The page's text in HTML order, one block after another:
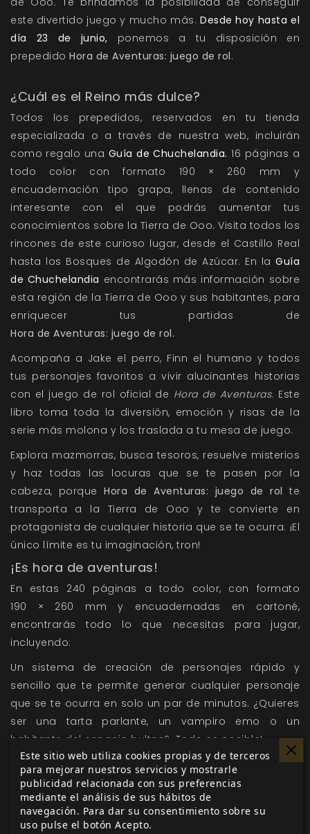
este divertido juego y mucho más. Desde hoy hasta el
día 23 de junio, ponemos a tu disposición en
prepedido Hora de Aventuras: juego de rol.
¿Cuál es el Reino más dulce?
Todos los prepedidos, reservados en tu tienda
especializada o a través de nuestra web, incluirán
como regalo una Guía de Chuchelandia. 16 páginas a
todo color con formato 190 × 260 mm y
encuadernación tipo grapa, llenas de contenido
interesante con el que podrás aumentar tus
conocimientos sobre la Tierra de Ooo. Visita todos los
rincones de este curioso lugar, desde el Castillo Real
hasta los Bosques de Algodón de Azúcar. En la Guía
de Chuchelandia encontrarás más información sobre
esta región de la Tierra de Ooo y sus habitantes, para
enriquecer tus partidas de
Hora de Aventuras: juego de rol.
Acompaña a Jake el perro, Finn el humano y todos
tus personajes favoritos a vivir alucinantes historias
con el juego de rol oficial de Hora de Aventuras. Este
libro toma toda la diversión, emoción y risas de la
serie más molona y los traslada a tu mesa de juego.
Explora mazmorras, busca tesoros, resuelve misterios
y haz todas las locuras que se te pasen por la
cabeza, porqueHora de Aventuras: juego de rol te
transporta a la Tierra de Ooo y te convierte en
protagonista de cualquier historia que se te ocurra. ¡El
único límite es tu imaginación, tron!
¡Es hora de aventuras!
En estas 240 páginas a todo color, con formato
190 × 260 mm y encuadernadas en cartoné,
encontrarás todo lo que necesitas para jugar,
incluyendo:
Un sistema de creación de personajes rápido y
sencillo que te permite generar cualquier personaje
que se te ocurra en solo un par de minutos. ¿Quieres
ser una tarta parlante, un vampiro emo o un
habitante del espacio bultos? ¡Todo es posible!
Reglas para cubrir todas las situaciones de tus
partidas, desde las más habituales hasta las más
locas, como combate, canciones, ciencia, ligoteo y
magia. Todo con una mecánica sencilla y elegante
que solo emplea dados de seis caras. ¡Matemático!
Este sitio web utiliza cookies propias y de terceros
para mejorar nuestros servicios y mostrarle
publicidad relacionada con sus preferencias
mediante el análisis de sus hábitos de
navegación. Para dar su consentimiento sobre su
uso pulse el botón Acepto.